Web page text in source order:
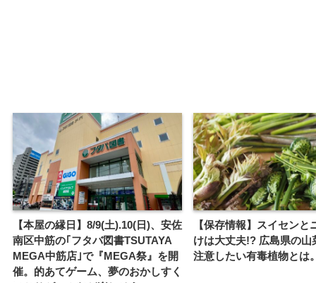
【本屋の縁日】8/9(土).10(日)、安佐
南区中筋の｢フタバ図書TSUTAYA
MEGA中筋店｣で『MEGA祭』を開
催。的あてゲーム、夢のおかしすく
【保存情報】スイセンと
けは大丈夫!? 広島県の山
注意したい有毒植物とは